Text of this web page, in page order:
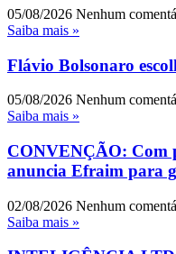
05/08/2026 Nenhum
Saiba mais »
Flávio Bolsonaro
05/08/2026 Nenhum
Saiba mais »
CONVENÇÃO: Com
anuncia Efraim para
02/08/2026 Nenhum
Saiba mais »